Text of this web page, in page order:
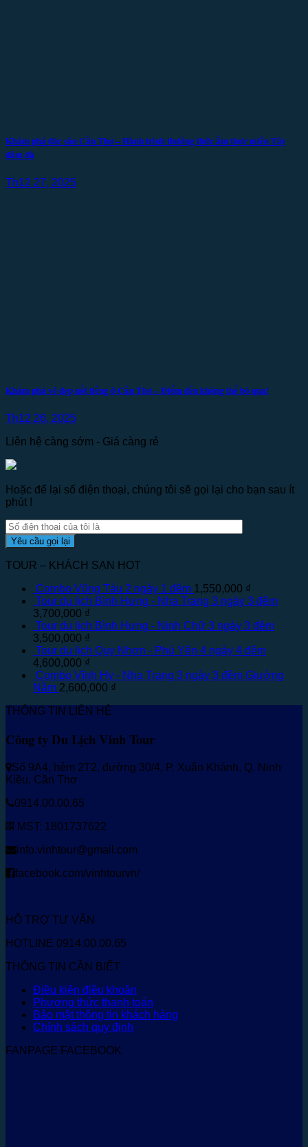
Khám phá đặc sản Cần Thơ – Hành trình thưởng thức ẩm thực miền Tây
đậm đà
Th12 27, 2025
Khám phá vẻ đẹp nổi tiếng ở Cần Thơ – Điểm đến không thể bỏ qua!
Th12 26, 2025
Liên hệ càng sớm - Giá càng rẻ
Hoặc để lại số điện thoại, chúng tôi sẽ gọi lại cho bạn sau ít
phút !
TOUR – KHÁCH SẠN HOT
Combo Vũng Tàu 2 ngày 1 đêm 1,550,000 ₫
Tour du lịch Bình Hưng - Nha Trang 3 ngày 3 đêm
3,700,000 ₫
Tour du lịch Bình Hưng - Ninh Chữ 3 ngày 3 đêm
3,500,000 ₫
Tour du lịch Quy Nhơn - Phú Yên 4 ngày 4 đêm
4,600,000 ₫
Combo Vĩnh Hy - Nha Trang 3 ngày 3 đêm Giường
Nằm 2,600,000 ₫
THÔNG TIN LIÊN HỆ
Công ty Du Lịch Vinh Tour
Số 9A4, hẻm 2T2, đường 30/4, P. Xuân Khánh, Q. Ninh
Kiều, Cần Thơ
0914.00.00.65
MST: 1801737622
info.vinhtour@gmail.com
facebook.com/vinhtourvn/
HỖ TRỢ TƯ VẤN
HOTLINE 0914.00.00.65
THÔNG TIN CẦN BIẾT
Điều kiện điều khoản
Phương thức thanh toán
Bảo mật thông tin khách hàng
Chính sách quy định
FANPAGE FACEBOOK